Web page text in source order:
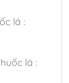
lá :
lá :